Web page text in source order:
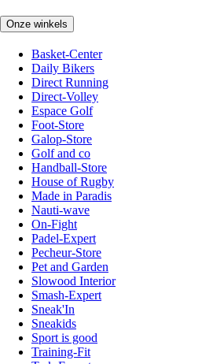
Onze winkels
Basket-Center
Daily Bikers
Direct Running
Direct-Volley
Espace Golf
Foot-Store
Galop-Store
Golf and co
Handball-Store
House of Rugby
Made in Paradis
Nauti-wave
On-Fight
Padel-Expert
Pecheur-Store
Pet and Garden
Slowood Interior
Smash-Expert
Sneak'In
Sneakids
Sport is good
Training-Fit